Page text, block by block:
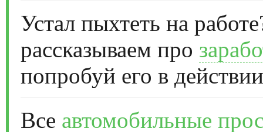
Устал пыхтеть на
рассказываем про
попробуй его в
Все автомобильные